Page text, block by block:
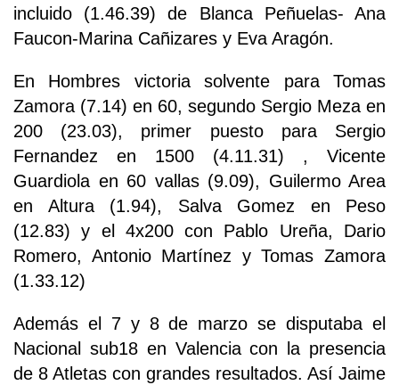
incluido (1.46.39) de Blanca Peñuelas- Ana
Faucon-Marina Cañizares y Eva Aragón.
En Hombres victoria solvente para Tomas
Zamora (7.14) en 60, segundo Sergio Meza en
200 (23.03), primer puesto para Sergio
Fernandez en 1500 (4.11.31) , Vicente
Guardiola en 60 vallas (9.09), Guilermo Area
en Altura (1.94), Salva Gomez en Peso
(12.83) y el 4x200 con Pablo Ureña, Dario
Romero, Antonio Martínez y Tomas Zamora
(1.33.12)
Además el 7 y 8 de marzo se disputaba el
Nacional sub18 en Valencia con la presencia
de 8 Atletas con grandes resultados. Así Jaime